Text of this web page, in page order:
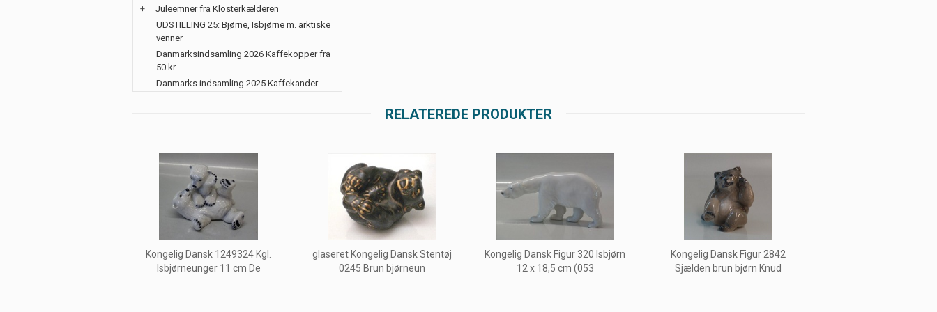
+
Juleemner fra Klosterkælderen
UDSTILLING 25: Bjørne, Isbjørne m. arktiske
venner
Danmarksindsamling 2026 Kaffekopper fra
50 kr
Danmarks indsamling 2025 Kaffekander
RELATEREDE PRODUKTER
Kongelig Dansk 1249324 Kgl.
Isbjørneunger 11 cm De
glaseret Kongelig Dansk Stentøj
0245 Brun bjørneun
Kongelig Dansk Figur 320 Isbjørn
12 x 18,5 cm (053
Kongelig Dansk Figur 2842
Sjælden brun bjørn Knud